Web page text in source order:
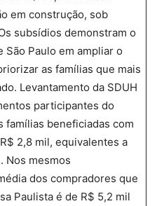
em construção, sob
subsídios demonstram o
Paulo em ampliar o
as famílias que mais
Levantamento da SDUH
participantes do
famílias beneficiadas com
2,8 mil, equivalentes a
Nos mesmos
dos compradores que
Paulista é de R$ 5,2 mil